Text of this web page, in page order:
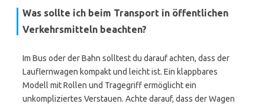
Was sollte ich beim Transport in öffentlichen
Verkehrsmitteln beachten?
Im Bus oder der Bahn solltest du darauf achten, dass der
Lauflernwagen kompakt und leicht ist. Ein klappbares
Modell mit Rollen und Tragegriff ermöglicht ein
unkompliziertes Verstauen. Achte darauf, dass der Wagen